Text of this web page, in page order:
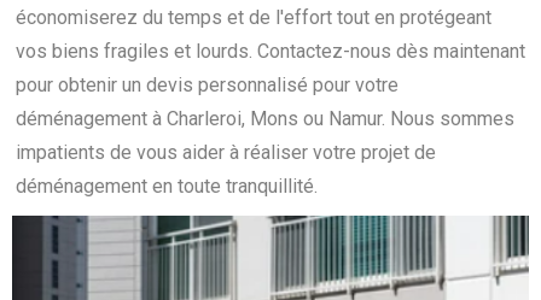
économiserez du temps et de l'effort tout en protégeant
vos biens fragiles et lourds. Contactez-nous dès maintenant
pour obtenir un devis personnalisé pour votre
déménagement à Charleroi, Mons ou Namur. Nous sommes
impatients de vous aider à réaliser votre projet de
déménagement en toute tranquillité.